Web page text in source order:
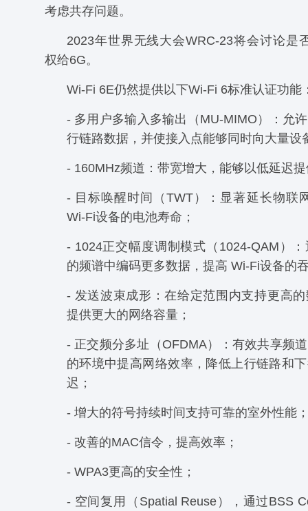
考虑共存问题。
2023年世界无线大会WRC-23将会讨论是
权给6G。
Wi-Fi 6E仍然提供以下Wi-Fi 6标准认证功能
- 多用户多输入多输出（MU-MIMO）：允
行链路数据，并使接入点能够同时向大量设
- 160MHz频道：带宽增大，能够以低延迟
- 目标唤醒时间（TWT）：显著延长物联
Wi-Fi设备的电池寿命；
- 1024正交幅度调制模式（1024-QAM）
的频谱中编码更多数据，提高 Wi-Fi设备的
- 发送波束成形：在给定范围内支持更高
提供更大的网络容量；
- 正交频分多址（OFDMA）：有效共享频
的环境中提高网络效率，降低上行链路和
迟；
- 增大的符号持续时间支持可靠的室外性能
- 改善的MAC信令，提高效率；
- WPA3更高的安全性；
- 空间复用（Spatial Reuse），通过BSS